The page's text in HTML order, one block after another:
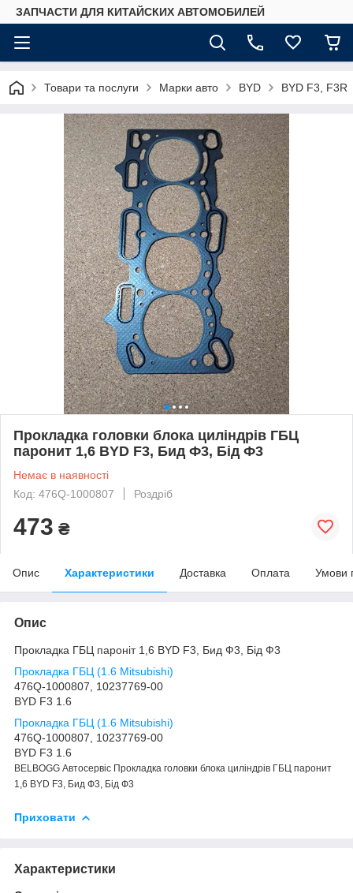
ЗАПЧАСТИ ДЛЯ КИТАЙСКИХ АВТОМОБИЛЕЙ
Товари та послуги Марки авто BYD BYD F3, F3R
Прокладка головки блока циліндрів ГБЦ
паронит 1,6 BYD F3, Бид Ф3, Бід Ф3
Немає в наявності
Код: 476Q-1000807
Роздріб
473 ₴
Опис Характеристики Доставка Оплата Умови
Опис
Прокладка ГБЦ пароніт 1,6 BYD F3, Бид Ф3, Бід Ф3
Прокладка ГБЦ (1.6 Mitsubishi)
476Q-1000807, 10237769-00
BYD F3 1.6
Прокладка ГБЦ (1.6 Mitsubishi)
476Q-1000807, 10237769-00
BYD F3 1.6
BELBOGG Автосервіс Прокладка головки блока циліндрів ГБЦ паронит
1,6 BYD F3, Бид Ф3, Бід Ф3
Приховати
Характеристики